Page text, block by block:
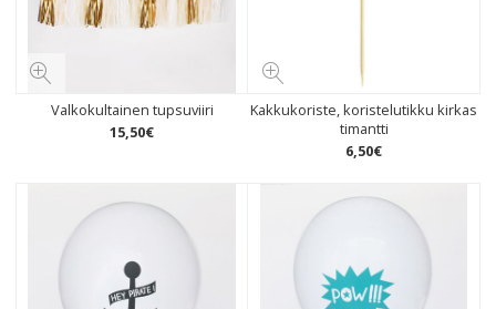
Valkokultainen tupsuviiri
15,50€
Kakkukoriste, koristelutikku kirkas
timantti
6,50€